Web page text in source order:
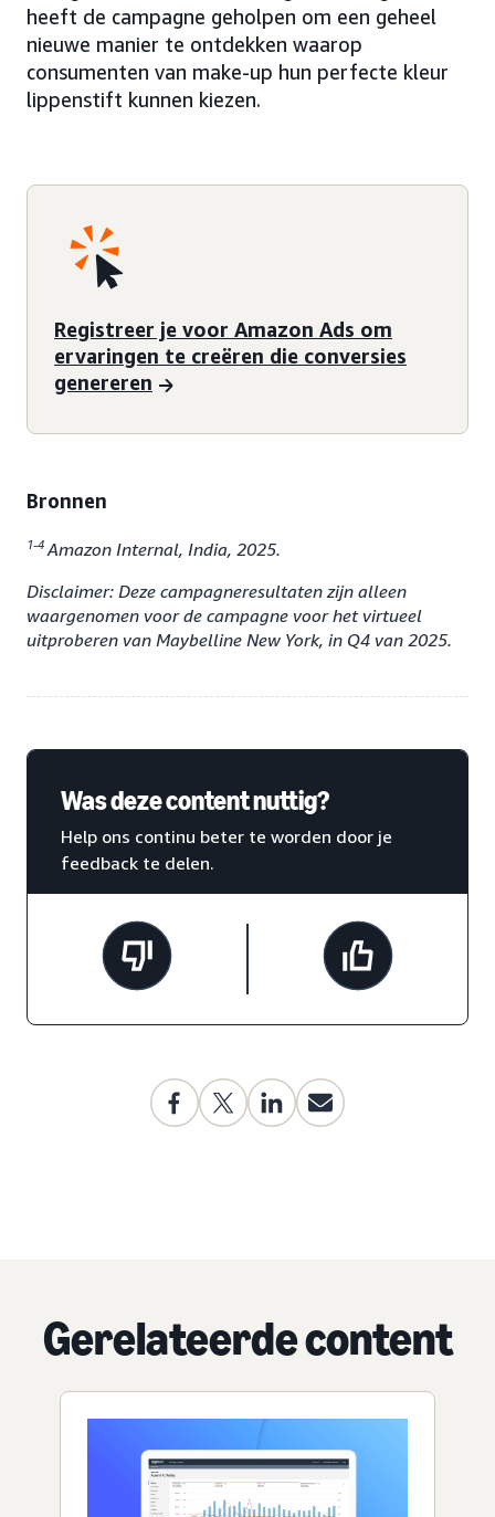
heeft de campagne geholpen om een geheel
nieuwe manier te ontdekken waarop
consumenten van make-up hun perfecte kleur
lippenstift kunnen kiezen.
Registreer je voor Amazon Ads om
ervaringen te creëren die conversies
genereren
Bronnen
1-4 Amazon Internal, India, 2025.
Disclaimer: Deze campagneresultaten zijn alleen
waargenomen voor de campagne voor het virtueel
uitproberen van Maybelline New York, in Q4 van 2025.
Was deze content nuttig?
Help ons continu beter te worden door je
feedback te delen.
Gerelateerde content